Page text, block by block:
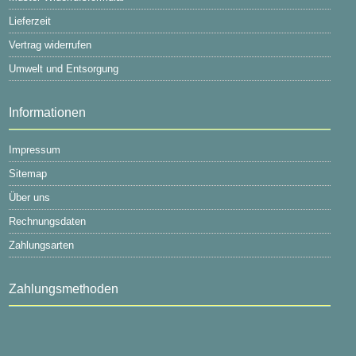
Lieferzeit
Vertrag widerrufen
Umwelt und Entsorgung
Informationen
Impressum
Sitemap
Über uns
Rechnungsdaten
Zahlungsarten
Zahlungsmethoden